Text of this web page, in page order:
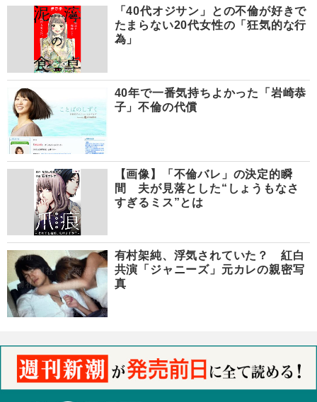
「40代オジサン」との不倫が好きで
たまらない20代女性の「狂気的な行
為」
40年で一番気持ちよかった「岩崎恭
子」不倫の代償
【画像】「不倫バレ」の決定的瞬
間 夫が見落とした“しょうもなさ
すぎるミス”とは
有村架純、浮気されていた？ 紅白
共演「ジャニーズ」元カレの親密写
真